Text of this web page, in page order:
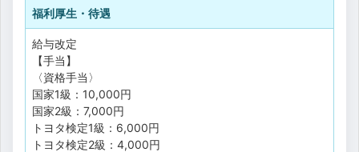
福利厚生・待遇
給与改定
【手当】
〈資格手当〉
国家1級：10,000円
国家2級：7,000円
トヨタ検定1級：6,000円
トヨタ検定2級：4,000円